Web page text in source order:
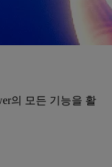
의 모든 기능을 활